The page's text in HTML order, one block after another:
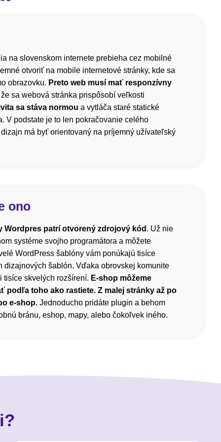
na slovenskom internete prebieha cez mobilné
otvoriť na mobile internetové stránky, kde sa
obrazovku. Preto web musí mať responzívny
sa webová stránka prispôsobí veľkosti
sa stáva normou a vytláča staré statické
V podstate je to len pokračovanie celého
má byť orientovaný na príjemný užívateľský
ono
Wordpres patrí otvorený zdrojový kód . Už nie
systéme svojho programátora a môžete
WordPress šablóny vám ponúkajú tisíce
dizajnových šablón. Vďaka obrovskej komunite
tisíce skvelých rozšírení. E-shop môžeme
podľa toho ako rastiete. Z malej stránky až po
e-shop. Jednoducho pridáte plugin a behom
bránu, eshop, mapy, alebo čokoľvek iného.